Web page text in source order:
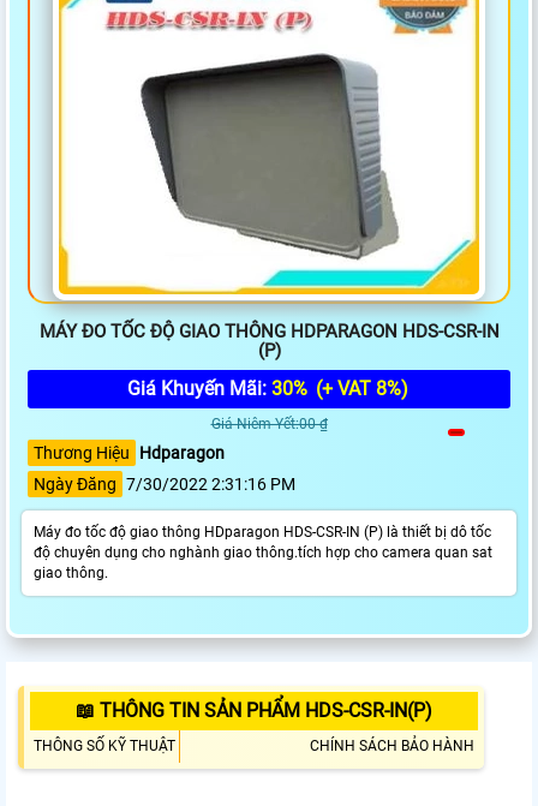
MÁY ĐO TỐC ĐỘ GIAO THÔNG HDPARAGON HDS-CSR-IN
(P)
Giá Khuyến Mãi: 30% (+ VAT 8%)
Giá Niêm Yết:00 ₫
Thương Hiệu
Hdparagon
Ngày Đăng 7/30/2022 2:31:16 PM
Máy đo tốc độ giao thông HDparagon HDS-CSR-IN (P) là thiết bị dô tốc
độ chuyên dụng cho nghành giao thông.tích hợp cho camera quan sat
giao thông.
📖 THÔNG TIN SẢN PHẨM HDS-CSR-IN(P)
THÔNG SỐ KỸ THUẬT CHÍNH SÁCH BẢO HÀNH